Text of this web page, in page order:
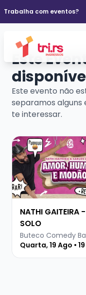
Trabalha com eventos?
Este
Este evento não
separamos alguns
te interessar.
Veja mais sobre
NATHI GAITEIRA
SOLO
Quarta, 19 Ago •